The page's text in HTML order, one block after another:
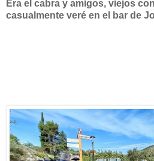
Era el cabra y amigos, viejos
casualmente veré en el bar de